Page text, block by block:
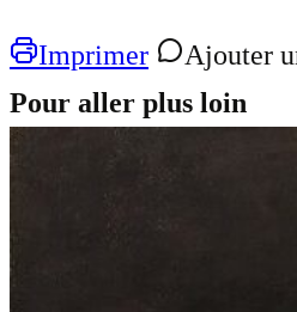
Imprimer
Ajouter
Pour aller plus loin